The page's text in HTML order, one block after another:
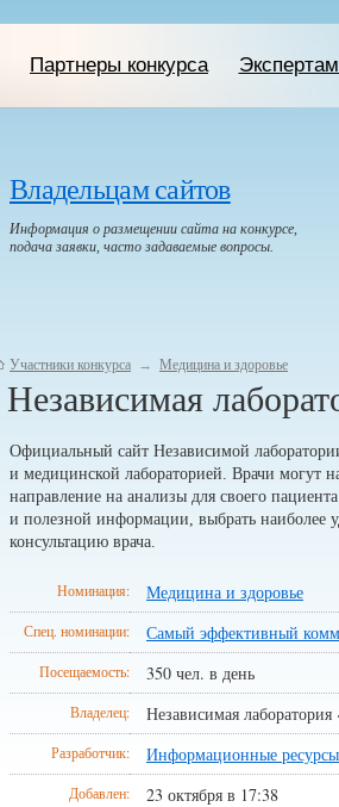
Партнеры конкурса
Владельцам сайтов
Информация о размещении сайта на конкурсе,
подача заявки, часто задаваемые вопросы.
Участники конкурса → Медицина и здоровье
Независимая
Официальный сайт Независимой
и медицинской лабораторией. Врачи могут
направление на анализы для своего
и полезной информации, выбрать наиболее
консультацию врача.
Номинация: Медицина и здоровье
Спец. номинации: Самый эффективный
Посещаемость: 350 чел. в день
Владелец: Независимая
Разработчик: Информационные ресурсы
Добавлен: 23 октября в 17:38